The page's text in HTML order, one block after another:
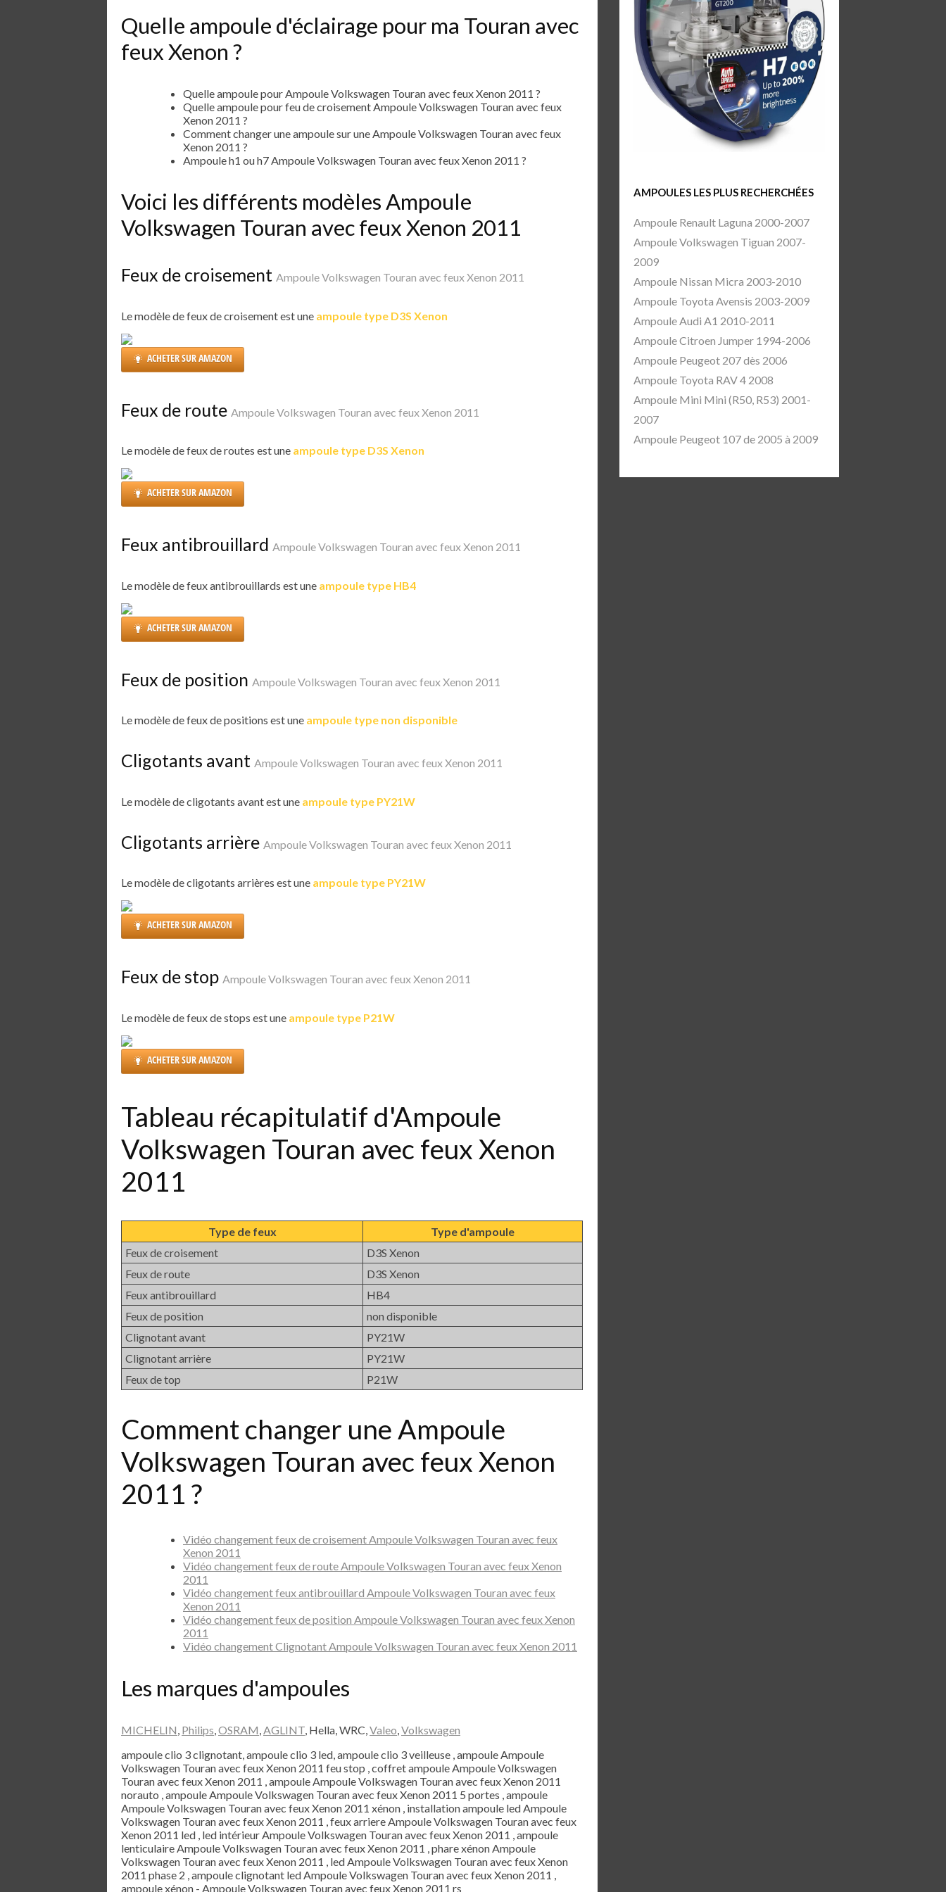
Quelle ampoule d'éclairage pour ma Touran avec
feux Xenon ?
Quelle ampoule pour Ampoule Volkswagen Touran avec feux Xenon 2011 ?
Quelle ampoule pour feu de croisement Ampoule Volkswagen Touran avec feux
Xenon 2011 ?
Comment changer une ampoule sur une Ampoule Volkswagen Touran avec feux
Xenon 2011 ?
Ampoule h1 ou h7 Ampoule Volkswagen Touran avec feux Xenon 2011 ?
Voici les différents modèles Ampoule
Volkswagen Touran avec feux Xenon 2011
Feux de croisement Ampoule Volkswagen Touran avec feux Xenon 2011
Le modèle de feux de croisement est une ampoule type D3S Xenon
ACHETER SUR AMAZON
Feux de route Ampoule Volkswagen Touran avec feux Xenon 2011
Le modèle de feux de routes est une ampoule type D3S Xenon
ACHETER SUR AMAZON
Feux antibrouillard Ampoule Volkswagen Touran avec feux Xenon 2011
Le modèle de feux antibrouillards est une ampoule type HB4
ACHETER SUR AMAZON
Feux de position Ampoule Volkswagen Touran avec feux Xenon 2011
Le modèle de feux de positions est une ampoule type non disponible
Cligotants avant Ampoule Volkswagen Touran avec feux Xenon 2011
Le modèle de cligotants avant est une ampoule type PY21W
Cligotants arrière Ampoule Volkswagen Touran avec feux Xenon 2011
Le modèle de cligotants arrières est une ampoule type PY21W
ACHETER SUR AMAZON
Feux de stop Ampoule Volkswagen Touran avec feux Xenon 2011
Le modèle de feux de stops est une ampoule type P21W
ACHETER SUR AMAZON
Tableau récapitulatif d'Ampoule
Volkswagen Touran avec feux Xenon
2011
Type de feux
Type d'ampoule
Feux de croisement
D3S Xenon
Feux de route
D3S Xenon
Feux antibrouillard
HB4
Feux de position
non disponible
Clignotant avant
PY21W
Clignotant arrière
PY21W
Feux de top
P21W
Comment changer une Ampoule
Volkswagen Touran avec feux Xenon
2011 ?
Vidéo changement feux de croisement Ampoule Volkswagen Touran avec feux
Xenon 2011
Vidéo changement feux de route Ampoule Volkswagen Touran avec feux Xenon
2011
Vidéo changement feux antibrouillard Ampoule Volkswagen Touran avec feux
Xenon 2011
Vidéo changement feux de position Ampoule Volkswagen Touran avec feux Xenon
2011
Vidéo changement Clignotant Ampoule Volkswagen Touran avec feux Xenon 2011
Les marques d'ampoules
MICHELIN, Philips,OSRAM,AGLINT, Hella, WRC,Valeo,Volkswagen
ampoule clio 3 clignotant, ampoule clio 3 led, ampoule clio 3 veilleuse , ampoule Ampoule
Volkswagen Touran avec feux Xenon 2011 feu stop , coffret ampoule Ampoule Volkswagen
Touran avec feux Xenon 2011 , ampoule Ampoule Volkswagen Touran avec feux Xenon 2011
norauto , ampoule Ampoule Volkswagen Touran avec feux Xenon 2011 5 portes , ampoule
Ampoule Volkswagen Touran avec feux Xenon 2011 xénon , installation ampoule led Ampoule
Volkswagen Touran avec feux Xenon 2011 , feux arriere Ampoule Volkswagen Touran avec feux
Xenon 2011 led , led intérieur Ampoule Volkswagen Touran avec feux Xenon 2011 , ampoule
lenticulaire Ampoule Volkswagen Touran avec feux Xenon 2011 , phare xénon Ampoule
Volkswagen Touran avec feux Xenon 2011 , led Ampoule Volkswagen Touran avec feux Xenon
2011 phase 2 , ampoule clignotant led Ampoule Volkswagen Touran avec feux Xenon 2011 ,
ampoule xénon - Ampoule Volkswagen Touran avec feux Xenon 2011 rs
AMPOULES LES PLUS RECHERCHÉES
Ampoule Renault Laguna 2000-2007
Ampoule Volkswagen Tiguan 2007-
2009
Ampoule Nissan Micra 2003-2010
Ampoule Toyota Avensis 2003-2009
Ampoule Audi A1 2010-2011
Ampoule Citroen Jumper 1994-2006
Ampoule Peugeot 207 dès 2006
Ampoule Toyota RAV 4 2008
Ampoule Mini Mini (R50, R53) 2001-
2007
Ampoule Peugeot 107 de 2005 à 2009